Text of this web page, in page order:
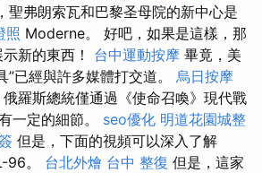
聖弗朗索瓦和巴黎圣母院的新中心是
照 Moderne。 好吧，如果是這樣，那
新的東西！ 台中運動按摩 畢竟，美
”已經與許多媒體打交道。 烏日按摩
羅斯總統僅通過《使命召喚》現代戰
一定的細節。 seo優化 明道花園城整
但是，下面的視頻可以深入了解
96。 台北外燴 台中 整復 但是，這家